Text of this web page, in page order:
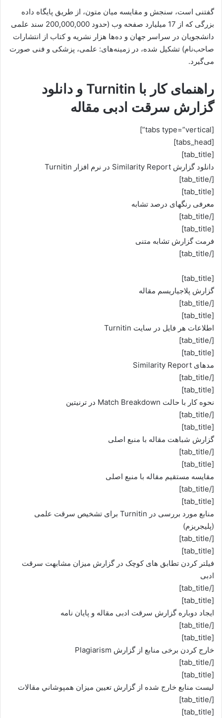
گفتنی است، سنجش و مقایسه میان متون، از طریق پایگاه داده
بزرگی که از 17 میلیارد صفحه وب (حدود 200,000,000 سند علمی
دانشجویان در سراسر جهان و ده‌ها هزار نشریه و کتاب از انتشارات
صاحب‌نام) تشکیل شده، در زمینه‌های: علمی، پزشکی و فنی صورت
می‌گیرد.
راهنمای کار با Turnitin و دانلود
گزارش سرقت ادبی مقاله
[tabs type=”vertical”]
[tabs_head]
[tab_title]
دانلود گزارش Similarity Report در نرم افزار Turnitin
[/tab_title]
[tab_title]
معرفی رنگهای درصد تشابه
[/tab_title]
[tab_title]
فرمت گزارش تشابه متنی
[/tab_title]
[tab_title]
گزارش پلاجیاریسم مقاله
[/tab_title]
[tab_title]
اطلاعات هر فایل در سایت Turnitin
[/tab_title]
[tab_title]
مدهای Similarity Report
[/tab_title]
[tab_title]
نحوه کار با حالت Match Breakdown در ترنیتین
[/tab_title]
[tab_title]
گزارش شباهت مقاله با منبع اصلی
[/tab_title]
[tab_title]
مقایسه مستقیم مقاله با منبع اصلی
[/tab_title]
[tab_title]
منابع مورد بررسی در Turnitin برای تشخیص سرقت علمی
(پلیجریزم)
[/tab_title]
[tab_title]
فیلتر کردن تطابق های کوچک در گزارش میزان مشابهت سرقت
ادبی
[/tab_title]
[tab_title]
ایجاد دوباره گزارش سرقت ادبی مقاله و پایان نامه
[/tab_title]
[tab_title]
خارج کردن برخی منابع از گزارش Plagiarism
[/tab_title]
[tab_title]
لیست منابع خارج شده از گزارش تعيين ميزان همپوشاني مقالات
[/tab_title]
[tab_title]